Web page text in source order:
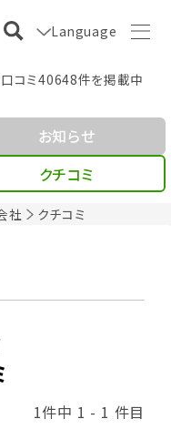
Language
コミ40648件を掲載中
社 クチコミ
お知らせ
クチコミ
1件中 1 - 1 件目